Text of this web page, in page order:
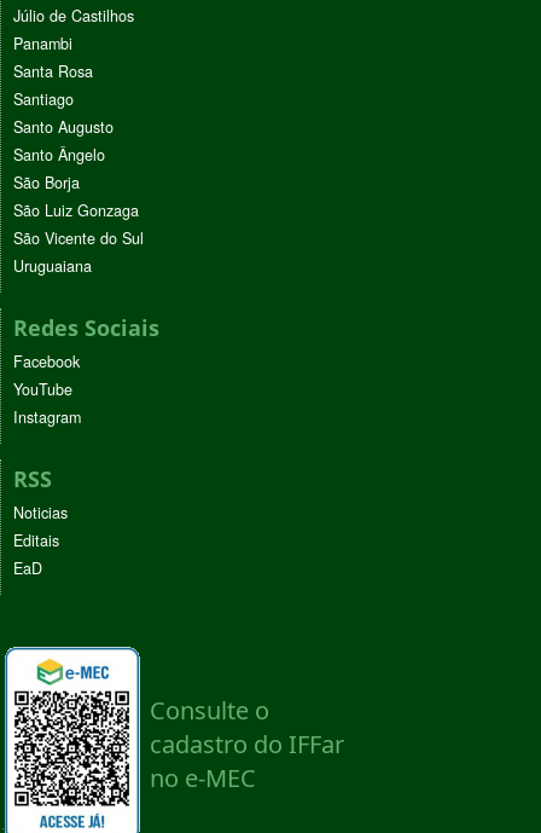
Júlio de Castilhos
Panambi
Santa Rosa
Santiago
Santo Augusto
Santo Ângelo
São Borja
São Luiz Gonzaga
São Vicente do Sul
Uruguaiana
Redes Sociais
Facebook
YouTube
Instagram
RSS
Noticias
Editais
EaD